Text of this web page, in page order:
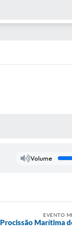
Volume
EVENTO
Procissão Marítima